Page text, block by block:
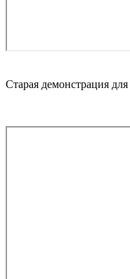
Старая демонстрация